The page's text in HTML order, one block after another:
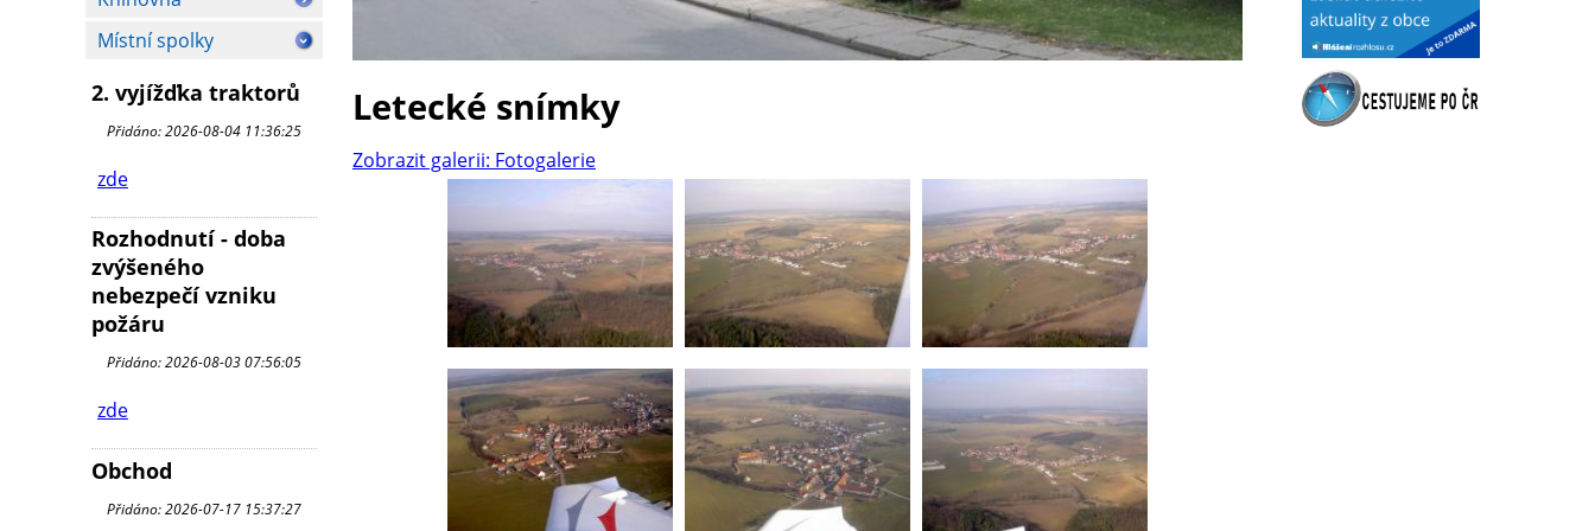
Místní spolky
2. vyjížďka traktorů
Přidáno: 2026-08-04 11:36:25
zde
Rozhodnutí - doba
zvýšeného
nebezpečí vzniku
požáru
Přidáno: 2026-08-03 07:56:05
zde
Obchod
Přidáno: 2026-07-17 15:37:27
Letecké snímky
Zobrazit galerii: Fotogalerie